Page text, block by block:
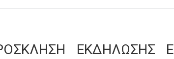
ΕΚΔΗΛΩΣΗΣ